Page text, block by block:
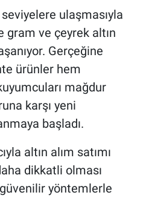
ulaşmasıyla
ve çeyrek altın
Gerçeğine
ürünler hem
mağdur
karşı yeni
başladı.
altın alım satımı
dikkatli olması
yöntemlerle